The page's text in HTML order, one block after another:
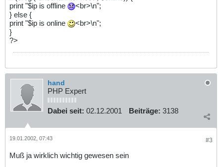
print "$ip is offline
<br>\n";
} else {
print "$ip is online
<br>\n";
}
?>
hand
PHP Expert
Dabei seit: 02.12.2001 Beiträge: 3138
#3
19.01.2002, 07:43
Muß ja wirklich wichtig gewesen sein